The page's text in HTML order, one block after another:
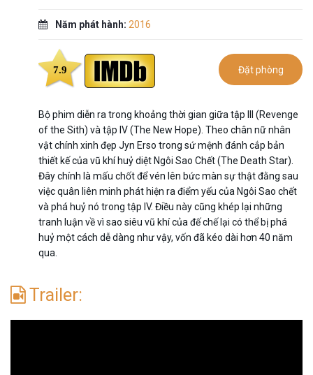
Năm phát hành: 2016
7.9 Đặt phòng
Bộ phim diễn ra trong khoảng thời gian giữa tập III (Revenge
of the Sith) và tập IV (The New Hope). Theo chân nữ nhân
vật chính xinh đẹp Jyn Erso trong sứ mệnh đánh cắp bản
thiết kế của vũ khí huỷ diệt Ngôi Sao Chết (The Death Star).
Đây chính là mấu chốt để vén lên bức màn sự thật đằng sau
việc quân liên minh phát hiện ra điểm yếu của Ngôi Sao chết
và phá huỷ nó trong tập IV. Điều này cũng khép lại những
tranh luận về vì sao siêu vũ khí của đế chế lại có thể bị phá
huỷ một cách dễ dàng như vậy, vốn đã kéo dài hơn 40 năm
qua.
Trailer: